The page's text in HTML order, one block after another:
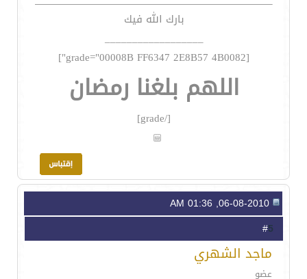
بارك الله فيك
__________________
[grade="00008B FF6347 2E8B57 4B0082"]
اللهم بلغنا رمضان
[/grade]
5
ماجد الشهري
عضو